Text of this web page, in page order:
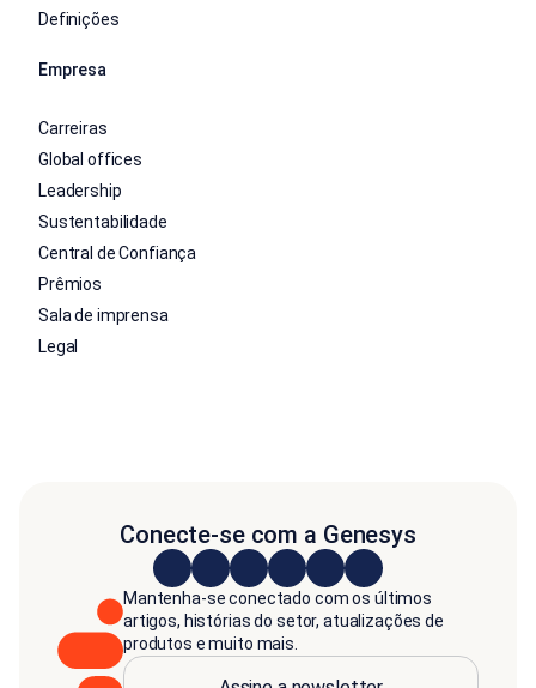
Definições
Empresa
Carreiras
Global offices
Leadership
Sustentabilidade
Central de Confiança
Prêmios
Sala de imprensa
Legal
Conecte-se com a Genesys
Mantenha-se conectado com os últimos
artigos, histórias do setor, atualizações de
produtos e muito mais.